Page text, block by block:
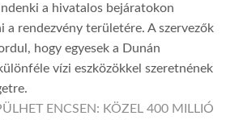
a hivatalos bejáratokon
a rendezvény területére. A szervezők
hogy egyesek a Dunán
vízi eszközökkel szeretnének
ENCSEN: KÖZEL 400 MILLIÓ